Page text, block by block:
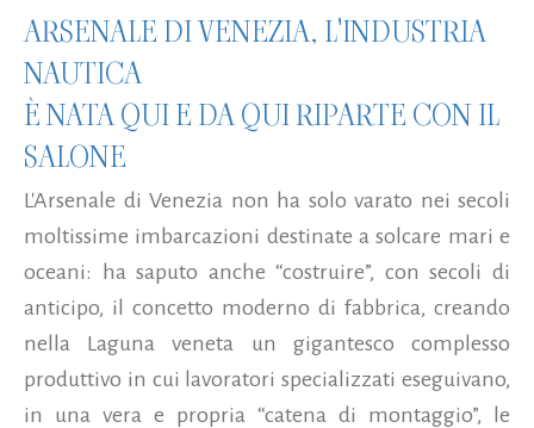
ARSENALE DI VENEZIA, L'INDUSTRIA
NAUTICA
È NATA QUI E DA QUI RIPARTE CON IL
SALONE
L'Arsenale di Venezia non ha solo varato nei secoli
moltissime imbarcazioni destinate a solcare mari e
oceani: ha saputo anche “costruire”, con secoli di
anticipo, il concetto moderno di fabbrica, creando
nella Laguna veneta un gigantesco complesso
produttivo in cui lavoratori specializzati eseguivano,
in una vera e propria “catena di montaggio”, le